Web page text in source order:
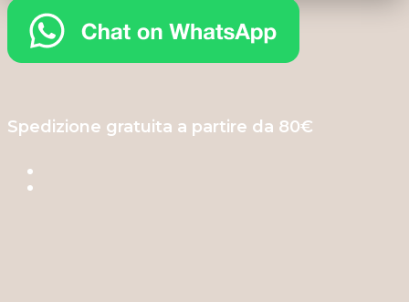
Spedizione gratuita a partire da 80€